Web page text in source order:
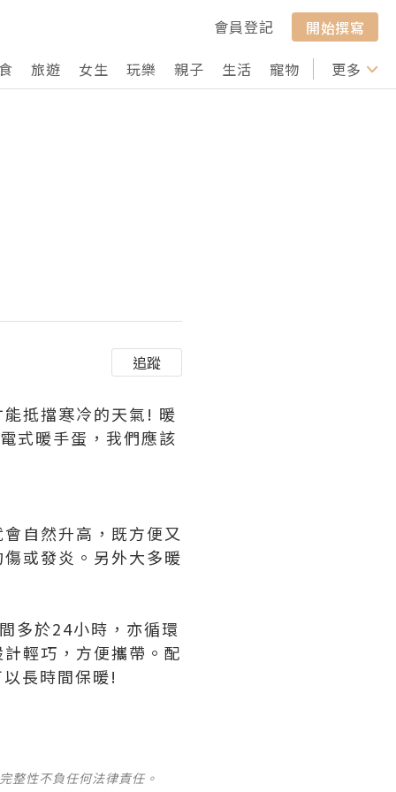
會員登記
開始撰寫
旅遊 女生 玩樂 親子 生活 寵物 行山 打卡
更多
追蹤
抵擋寒冷的天氣! 暖
式暖手蛋，我們應該
自然升高，既方便又
或發炎。另外大多暖
多於24小時，亦循環
輕巧，方便攜帶。配
長時間保暖!
整性不負任何法律責任。